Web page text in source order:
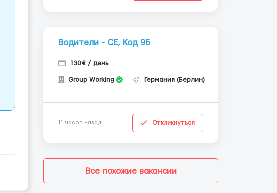
Водители - СЕ, Код 95
130€ / день
Group Working Германия (Берлин)
11 часов назад Откликнуться
Все похожие вакансии